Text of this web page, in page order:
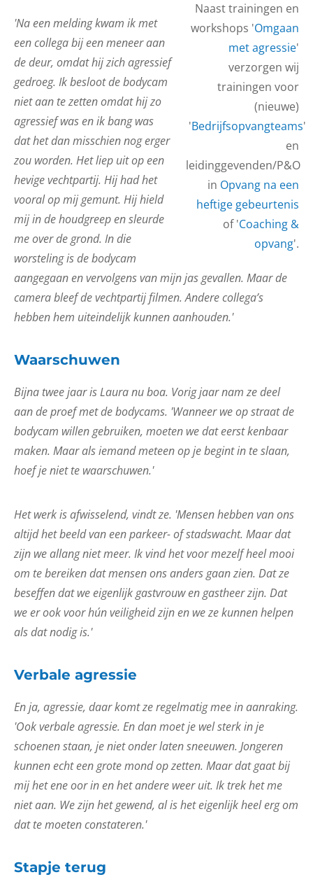
Naast trainingen en
workshops 'Omgaan
met agressie'
verzorgen wij
trainingen voor
(nieuwe)
'Bedrijfsopvangteams'
en
leidinggevenden/P&O
in Opvang na een
heftige gebeurtenis
of 'Coaching &
opvang'.
'Na een melding kwam ik met
een collega bij een meneer aan
de deur, omdat hij zich agressief
gedroeg. Ik besloot de bodycam
niet aan te zetten omdat hij zo
agressief was en ik bang was
dat het dan misschien nog erger
zou worden. Het liep uit op een
hevige vechtpartij. Hij had het
vooral op mij gemunt. Hij hield
mij in de houdgreep en sleurde
me over de grond. In die
worsteling is de bodycam
aangegaan en vervolgens van mijn jas gevallen. Maar de
camera bleef de vechtpartij filmen. Andere collega’s
hebben hem uiteindelijk kunnen aanhouden.'
Waarschuwen
Bijna twee jaar is Laura nu boa. Vorig jaar nam ze deel
aan de proef met de bodycams. 'Wanneer we op straat de
bodycam willen gebruiken, moeten we dat eerst kenbaar
maken. Maar als iemand meteen op je begint in te slaan,
hoef je niet te waarschuwen.'
Het werk is afwisselend, vindt ze. 'Mensen hebben van ons
altijd het beeld van een parkeer- of stadswacht. Maar dat
zijn we allang niet meer. Ik vind het voor mezelf heel mooi
om te bereiken dat mensen ons anders gaan zien. Dat ze
beseffen dat we eigenlijk gastvrouw en gastheer zijn. Dat
we er ook voor hún veiligheid zijn en we ze kunnen helpen
als dat nodig is.'
Verbale agressie
En ja, agressie, daar komt ze regelmatig mee in aanraking.
'Ook verbale agressie. En dan moet je wel sterk in je
schoenen staan, je niet onder laten sneeuwen. Jongeren
kunnen echt een grote mond op zetten. Maar dat gaat bij
mij het ene oor in en het andere weer uit. Ik trek het me
niet aan. We zijn het gewend, al is het eigenlijk heel erg om
dat te moeten constateren.'
Stapje terug